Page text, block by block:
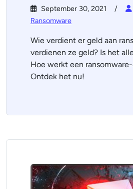
September 30, 2021
Ransomware
Wie verdient er geld aan
verdienen ze geld? Is het
Hoe werkt een
Ontdek het nu!